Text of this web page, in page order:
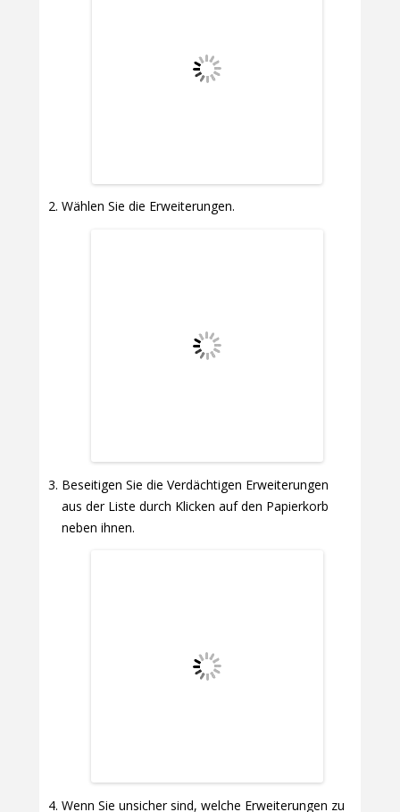
Wählen Sie die Erweiterungen.
Beseitigen Sie die Verdächtigen Erweiterungen
aus der Liste durch Klicken auf den Papierkorb
neben ihnen.
Wenn Sie unsicher sind, welche Erweiterungen zu